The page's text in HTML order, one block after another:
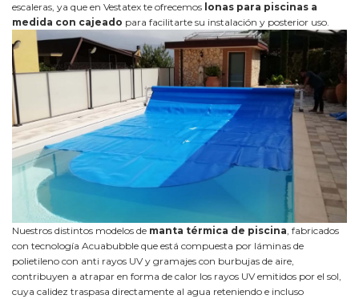
escaleras, ya que en Vestatex te ofrecemos lonas para piscinas a
medida con cajeado para facilitarte su instalación y posterior uso.
Nuestros distintos modelos de manta térmica de piscina , fabricados
con tecnología Acuabubble que está compuesta por láminas de
polietileno con anti rayos UV y gramajes con burbujas de aire,
contribuyen a atrapar en forma de calor los rayos UV emitidos por el sol,
cuya calidez traspasa directamente al agua reteniendo e incluso